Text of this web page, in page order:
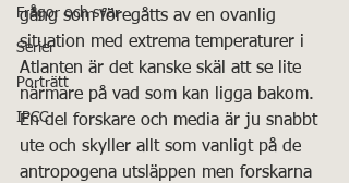
Frågor och svar
Serier
Porträtt
IPCC
gång som föregåtts av en ovanlig
situation med extrema temperaturer i
Atlanten är det kanske skäl att se lite
närmare på vad som kan ligga bakom.
En del forskare och media är ju snabbt
ute och skyller allt som vanligt på de
antropogena utsläppen men forskarna